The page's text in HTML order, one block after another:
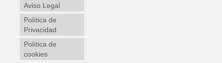
Aviso Legal
Política de
Privacidad
Política de
cookies